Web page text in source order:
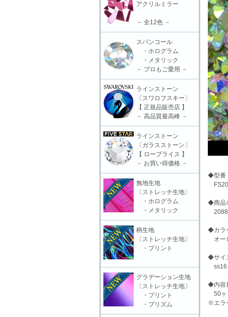
◆型番
◆商品
2088
◆カラ
オー
◆サイ
ss16
◆内容
50ヶ
※エラ
アクリルミラー
－ 全12色 －
スパンコール
・ホログラム
・メタリック
－ プロもご愛用 －
ラインストーン
〔スワロフスキー〕
【 正規品販売店 】
－ 高品質最高峰 －
ラインストーン
〔ガラスストーン〕
【 ロープライス 】
－ お買い得価格 －
無地生地
〔ストレッチ生地〕
・ホログラム
・メタリック
柄生地
〔ストレッチ生地〕
・プリント
グラデーション生地
〔ストレッチ生地〕
・プリント
・プリズム